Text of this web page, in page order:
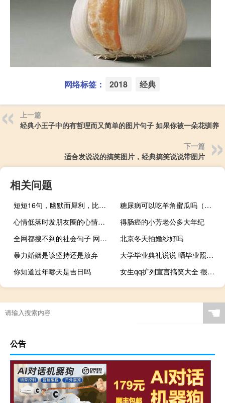
网络标签： 2018 经典
上一篇
经典小王子中的有哲理而又简单的图片句子 如果你被一朵花驯养
下一篇
适合发说说的搞笑图片，经典搞笑说说带图片
相关问题
短短16句，幽默而犀利，比鸡汤更给力
糖尿病可以吃羊角蜜瓜吗（月经期可以吃哈蜜瓜吗）
心情低落时发朋友圈的心情说说 心情不好时发的说说可以发朋友圈
得肠癌的小芳老公多大年纪
全网都搜不到的社会句子 网上搜不到的酷句子霸气超拽
北京冬天拍婚纱好吗
暴力婚姻是该坚持还是放弃
大学毕业典礼说说 晒毕业照的朋友圈句子
你知道过年哪天是吉日吗
女生qq扩列宣言搞笑大全 很有意思的扩列说说笑死人
☚
公告